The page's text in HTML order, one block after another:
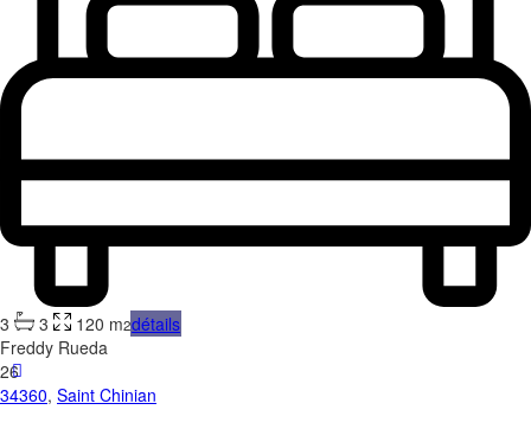
3 3 120 m2détails
Freddy Rueda
26
34360, Saint Chinian